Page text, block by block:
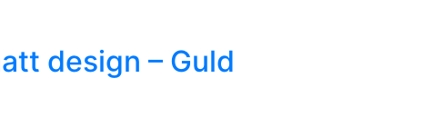
design – Guld